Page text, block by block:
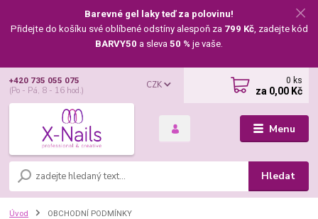
Barevné gel laky teď za polovinu!
Přidejte do košíku své oblíbené odstíny alespoň za 799 Kč, zadejte kód
BARVY50 a sleva 50 % je vaše.
Menu
CZK
Hledat
+420 735 055 075
(Po - Pá, 8 - 16 hod.)
0 ks
za 0,00 Kč
Úvod OBCHODNÍ PODMÍNKY